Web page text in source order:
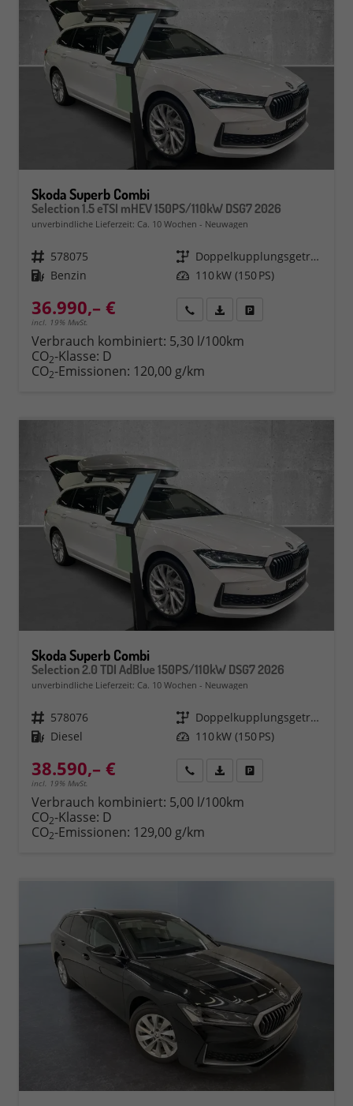
Skoda Superb Combi
Selection 1.5 eTSI mHEV 150PS/110kW DSG7 2026
unverbindliche Lieferzeit: Ca. 10 Wochen Neuwagen
Fahrzeugnr. 578075 Getriebe
Doppelkupplungsgetriebe (DSG)
Kraftstoff Benzin Leistung 110 kW (150 PS)
36.990,– €
incl. 19% MwSt.
Rückruf PDF-Datei, Fahrzeugexposé
Verbrauch kombiniert: 5,30 l/100km
CO2-Klasse: D
CO2-Emissionen: 120,00 g/km
Skoda Superb Combi
Selection 2.0 TDI AdBlue 150PS/110kW DSG7 2026
unverbindliche Lieferzeit: Ca. 10 Wochen Neuwagen
Fahrzeugnr. 578076 Getriebe
Doppelkupplungsgetriebe (DSG)
Kraftstoff Diesel Leistung 110 kW (150 PS)
38.590,– €
incl. 19% MwSt.
Rückruf PDF-Datei, Fahrzeugexposé
Verbrauch kombiniert: 5,00 l/100km
CO2-Klasse: D
CO2-Emissionen: 129,00 g/km